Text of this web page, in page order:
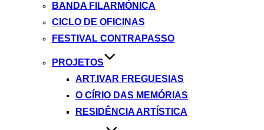
BANDA FILARMÓNICA
CICLO DE OFICINAS
FESTIVAL CONTRAPASSO
PROJETOS
ART.IVAR FREGUESIAS
O CÍRIO DAS MEMÓRIAS
RESIDÊNCIA ARTÍSTICA